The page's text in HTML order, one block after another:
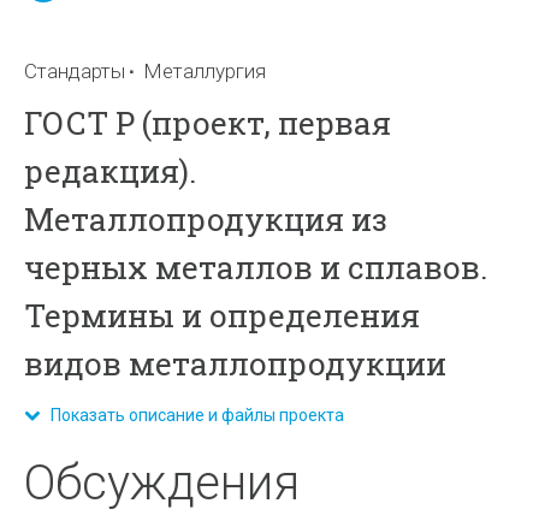
Стандарты Металлургия
ГОСТ Р (проект, первая
редакция).
Металлопродукция из
черных металлов и сплавов.
Термины и определения
видов металлопродукции
Показать описание и файлы проекта
Обсуждения